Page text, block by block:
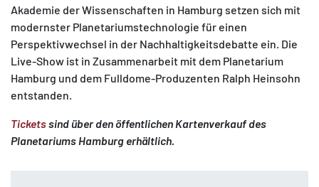
Akademie der Wissenschaften in Hamburg setzen sich mit
modernster Planetariumstechnologie für einen
Perspektivwechsel in der Nachhaltigkeitsdebatte ein. Die
Live-Show ist in Zusammenarbeit mit dem Planetarium
Hamburg und dem Fulldome-Produzenten Ralph Heinsohn
entstanden.
Ticketssind über den öffentlichen Kartenverkauf des
Planetariums Hamburg erhältlich.